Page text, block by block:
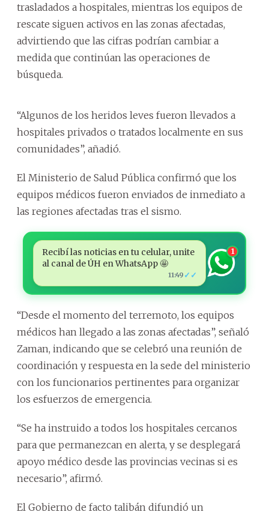
trasladados a hospitales, mientras los equipos de
rescate siguen activos en las zonas afectadas,
advirtiendo que las cifras podrían cambiar a
medida que continúan las operaciones de
búsqueda.
“Algunos de los heridos leves fueron llevados a
hospitales privados o tratados localmente en sus
comunidades”, añadió.
El Ministerio de Salud Pública confirmó que los
equipos médicos fueron enviados de inmediato a
las regiones afectadas tras el sismo.
Recibí las noticias en tu celular, unite
al canal de ÚH en WhatsApp 🤩
11:49 ✓✓
1
“Desde el momento del terremoto, los equipos
médicos han llegado a las zonas afectadas”, señaló
Zaman, indicando que se celebró una reunión de
coordinación y respuesta en la sede del ministerio
con los funcionarios pertinentes para organizar
los esfuerzos de emergencia.
“Se ha instruido a todos los hospitales cercanos
para que permanezcan en alerta, y se desplegará
apoyo médico desde las provincias vecinas si es
necesario”, afirmó.
El Gobierno de facto talibán difundió un